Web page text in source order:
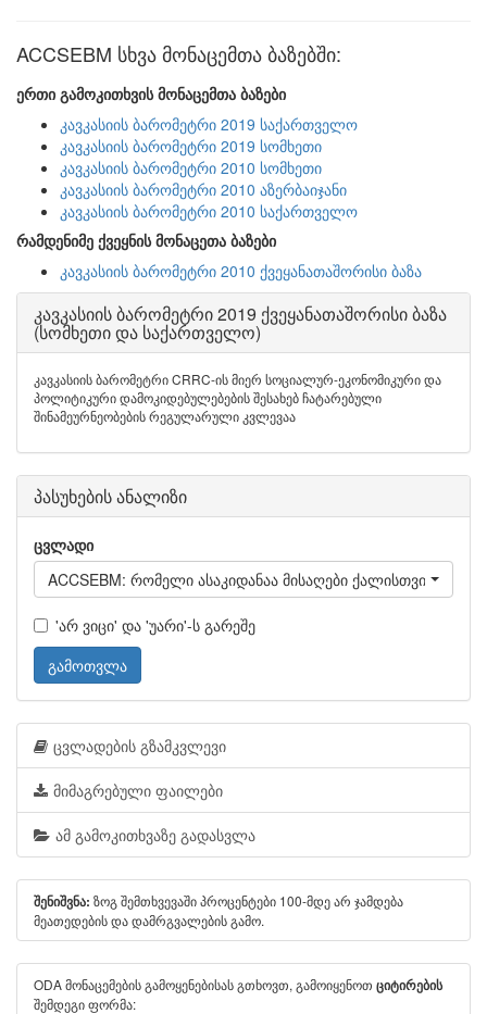
ACCSEBM სხვა მონაცემთა ბაზებში:
ერთი გამოკითხვის მონაცემთა ბაზები
კავკასიის ბარომეტრი 2019 საქართველო
კავკასიის ბარომეტრი 2019 სომხეთი
კავკასიის ბარომეტრი 2010 სომხეთი
კავკასიის ბარომეტრი 2010 აზერბაიჯანი
კავკასიის ბარომეტრი 2010 საქართველო
რამდენიმე ქვეყნის მონაცეთა ბაზები
კავკასიის ბარომეტრი 2010 ქვეყანათაშორისი ბაზა
კავკასიის ბარომეტრი 2019 ქვეყანათაშორისი ბაზა
(სომხეთი და საქართველო)
კავკასიის ბარომეტრი CRRC-ის მიერ სოციალურ-ეკონომიკური და
პოლიტიკური დამოკიდებულებების შესახებ ჩატარებული
შინამეურნეობების რეგულარული კვლევაა
პასუხების ანალიზი
ცვლადი
ACCSEBM: რომელი ასაკიდანაა მისაღები ქალისთვის სექსი
'არ ვიცი' და 'უარი'-ს გარეშე
გამოთვლა
ცვლადების გზამკვლევი
მიმაგრებული ფაილები
ამ გამოკითხვაზე გადასვლა
შენიშვნა: ზოგ შემთხვევაში პროცენტები 100-მდე არ ჯამდება
მეათედების და დამრგვალების გამო.
ODA მონაცემების გამოყენებისას გთხოვთ, გამოიყენოთ ციტირების
შემდეგი ფორმა: